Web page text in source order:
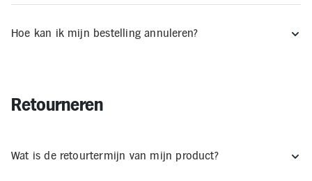
Inloggen
Toegankelijkheid
het
kleurcontrast
Hoe kan ik mijn bestelling annuleren?
Retourneren
Wat is de retourtermijn van mijn product?